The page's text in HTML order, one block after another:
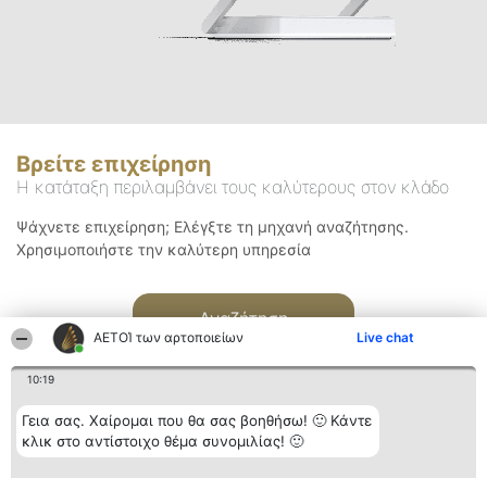
ΑΕΤΟΊ των αρτοποιείων Live chat
10:19
Γεια σας. Χαίρομαι που θα σας βοηθήσω! 🙂 Κάντε
κλικ στο αντίστοιχο θέμα συνομιλίας! 🙂
Βρείτε επιχείρηση
Η κατάταξη περιλαμβάνει τους καλύτερους στον κλάδο
Ψάχνετε επιχείρηση; Ελέγξτε τη μηχανή αναζήτησης.
Χρησιμοποιήστε την καλύτερη υπηρεσία
Αναζήτηση